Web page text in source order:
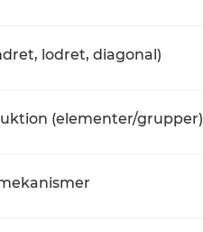
lodret, diagonal)
(elementer/grupper)